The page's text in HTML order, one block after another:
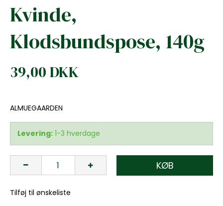
Kvinde,
Klodsbundspose, 140g
39,00 DKK
ALMUEGAARDEN
Levering: 1-3 hverdage
KØB
Tilføj til ønskeliste